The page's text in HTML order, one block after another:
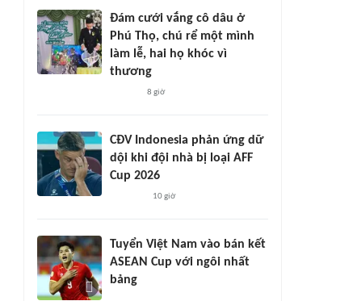
Đám cưới vắng cô dâu ở
Phú Thọ, chú rể một mình
làm lễ, hai họ khóc vì
thương
8 giờ
CĐV Indonesia phản ứng dữ
dội khi đội nhà bị loại AFF
Cup 2026
10 giờ
Tuyển Việt Nam vào bán kết
ASEAN Cup với ngôi nhất
bảng